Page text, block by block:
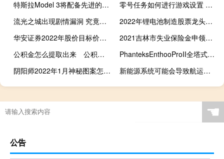
特斯拉Model 3将配备先进的平视显示器
零号任务如何进行游戏设置 零号任务游戏设置介绍
流光之城出现剧情漏洞 究竟是什么漏洞
2022年锂电池制造股票龙头名单曝光，1分钟带你了解
华安证券2022年股价目标价到多少 未来趋势还有上涨空间吗
2021吉林市失业保险金申领标准
公积金怎么提取出来 公积金提取出来有什么坏处
PhanteksEnthooProII全塔式机壳洗鍊外型超大空间大面积通风设计
阴阳师2022年1月神秘图案怎么画-1月神秘图案画法流程
新能源系统可能会导致航运过程中的能源效率发生巨大变化
☚
公告